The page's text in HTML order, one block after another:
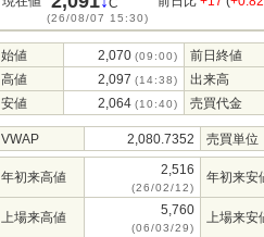
C
(26/08/07 15:30)
始値 2,070 (09:00)
前日終値
高値
2,097 (14:38)
出来高
安値
2,064 (10:40) 売買代金
VWAP 2,080.7352 売買単位
年初来高値 2,516
(26/02/12)
年初来安
上場来高値 5,760
(06/03/29)
上場来安